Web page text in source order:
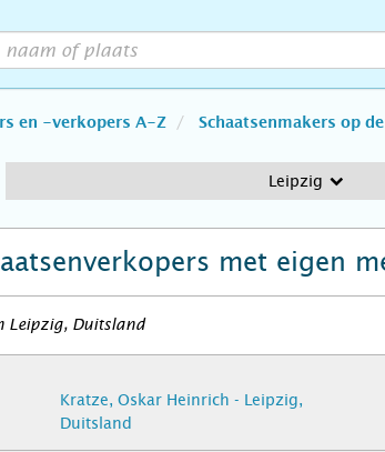
en -verkopers A-Z Schaatsenmakers op
Leipzig
met eigen
Leipzig, Duitsland
Kratze, Oskar Heinrich - Leipzig,
Duitsland